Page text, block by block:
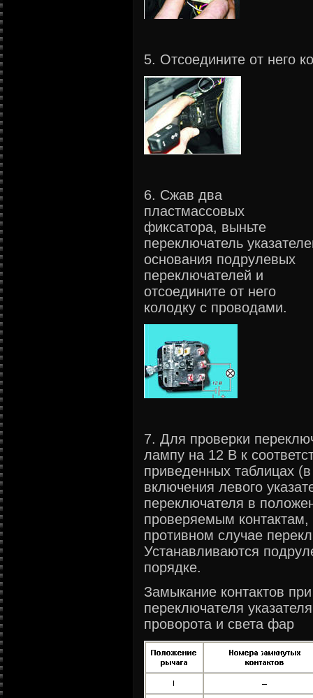
5. Отсоедините от него
6. Сжав два
пластмассовых
фиксатора, выньте
переключатель
основания подрулевых
переключателей и
отсоедините от него
колодку с проводами.
7. Для проверки
лампу на 12 В к
приведенных таблицах
включения левого
переключателя в
проверяемым
противном случае
Устанавливаются
порядке.
Замыкание контактов
переключателя указателя
проворота и света фар